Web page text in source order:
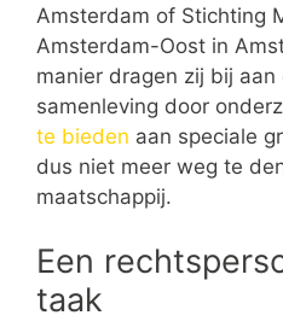
Amsterdam of Stichting
Amsterdam-Oost in
manier dragen zij bij
samenleving door
te bieden aan speciale
dus niet meer weg te
maatschappij.
Een
taak